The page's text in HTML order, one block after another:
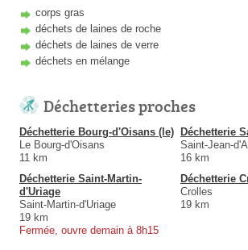
corps gras
déchets de laines de roche
déchets de laines de verre
déchets en mélange
Déchetteries proches
Déchetterie Bourg-d'Oisans (le)
Le Bourg-d'Oisans
11 km
Déchetterie
Saint-Jean-
16 km
Déchetterie Saint-Martin-
d'Uriage
Saint-Martin-d'Uriage
19 km
Fermée, ouvre demain à 8h15
Déchetterie
Crolles
19 km